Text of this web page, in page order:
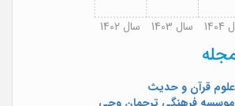
سال 1402 سال 1403
علوم قرآن و حدیث
موسسه فرهنگی ترجمان وحی